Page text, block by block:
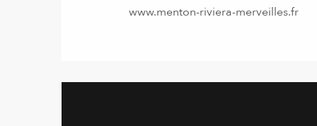
www.menton-riviera-merveilles.fr